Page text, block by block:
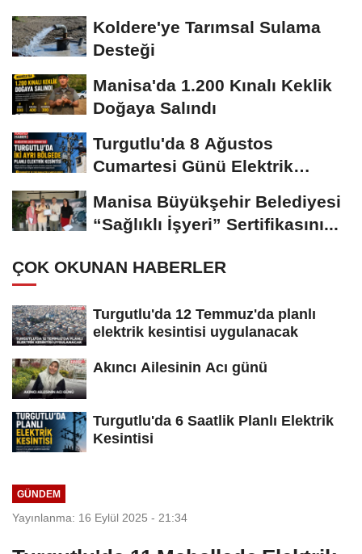
Koldere'ye Tarımsal Sulama
Desteği
Manisa'da 1.200 Kınalı Keklik
Doğaya Salındı
Turgutlu'da 8 Ağustos
Cumartesi Günü Elektrik
Manisa Büyükşehir Belediyesi
“Sağlıklı İşyeri” Sertifikasını...
ÇOK OKUNAN HABERLER
Turgutlu'da 12 Temmuz'da planlı
elektrik kesintisi uygulanacak
Akıncı Ailesinin Acı günü
Turgutlu'da 6 Saatlik Planlı Elektrik
Kesintisi
GÜNDEM
Yayınlanma: 16 Eylül 2025 - 21:34